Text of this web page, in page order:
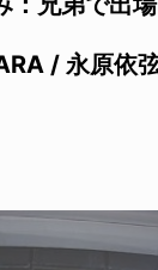
/ 永原依